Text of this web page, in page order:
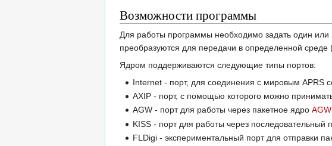
Возможности программы
Для работы программы необходимо задать один
преобразуются для передачи в определенной среде
Ядром поддерживаются следующие типы портов:
Internet - порт, для соединения с мировым APRS
AXIP - порт, с помощью которого можно
AGW - порт для работы через пакетное ядроAGW
KISS - порт для работы через последовательный
FLDigi - экспериментальный порт для отправки